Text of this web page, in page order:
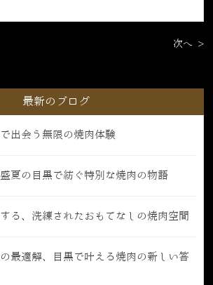
次へ >
最新のブログ
出会う無限の焼肉体験
夏の目黒で紡ぐ特別な焼肉の物語
る、洗練されたおもてなしの焼肉空間
最適解、目黒で叶える焼肉の新しい答